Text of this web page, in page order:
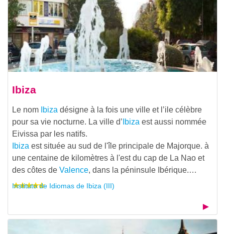
Ibiza
Le nom Ibiza désigne à la fois une ville et l’ile célèbre
pour sa vie nocturne. La ville d’ Ibiza est aussi nommée
Eivissa par les natifs.
Ibiza est située au sud de l'île principale de Majorque. à
une centaine de kilomètres à l'est du cap de La Nao et
des côtes de Valence, dans la péninsule Ibérique.…
Instituto de Idiomas de Ibiza (III)